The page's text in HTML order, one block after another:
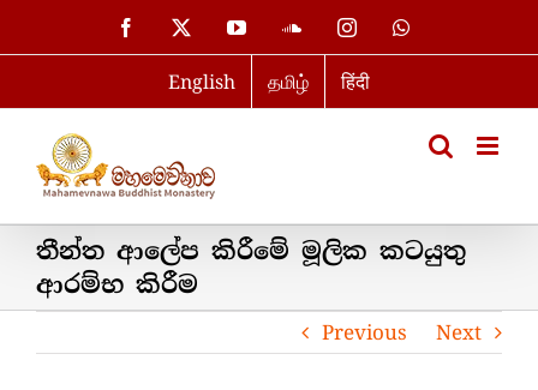
to
Facebook YouTubeSoundCloud
InstagramWhatsApp
English தமிழ் हिंदी
තීන්ත ආලේප කිරීමේ මූලික කටයුතු
ආරම්භ කිරීම
Previous Next